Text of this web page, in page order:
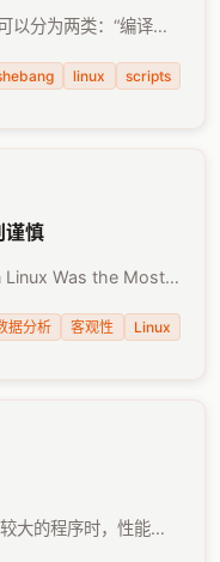
分为两类：“编译型”
称为编译器
linux scripts
谨慎
Linux Was the Most
闭源的 …
据分析 客观性 Linux
大的程序时，性能就